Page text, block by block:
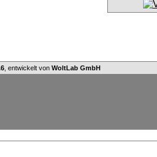
, entwickelt von WoltLab GmbH